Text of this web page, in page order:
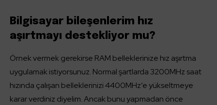
Bilgisayar bileşenlerim hız
aşırtmayı destekliyor mu?
Örnek vermek gerekirse RAM belleklerinize hız aşırtma
uygulamak istiyorsunuz. Normal şartlarda 3200MHz saat
hızında çalışan belleklerinizi 4400MHz’e yükseltmeye
karar verdiniz diyelim. Ancak bunu yapmadan önce